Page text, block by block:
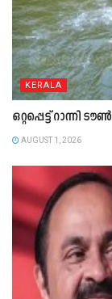
KERALA
ഒറ്റപ്പെട്ട് റാന്നി
AUGUST 1, 2026